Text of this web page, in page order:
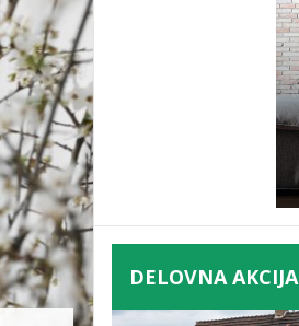
DELOVNA AKCIJA